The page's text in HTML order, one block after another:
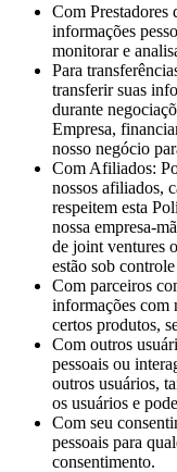
Com Prestadores
informações
monitorar e
Para
transferir suas
durante
Empresa,
nosso negócio
Com Afiliados:
nossos afiliados,
respeitem esta
nossa empresa-
de joint ventures
estão sob
Com parceiros
informações com
certos produtos,
Com outros
pessoais ou
outros usuários,
os usuários e
Com seu
pessoais para
consentimento.